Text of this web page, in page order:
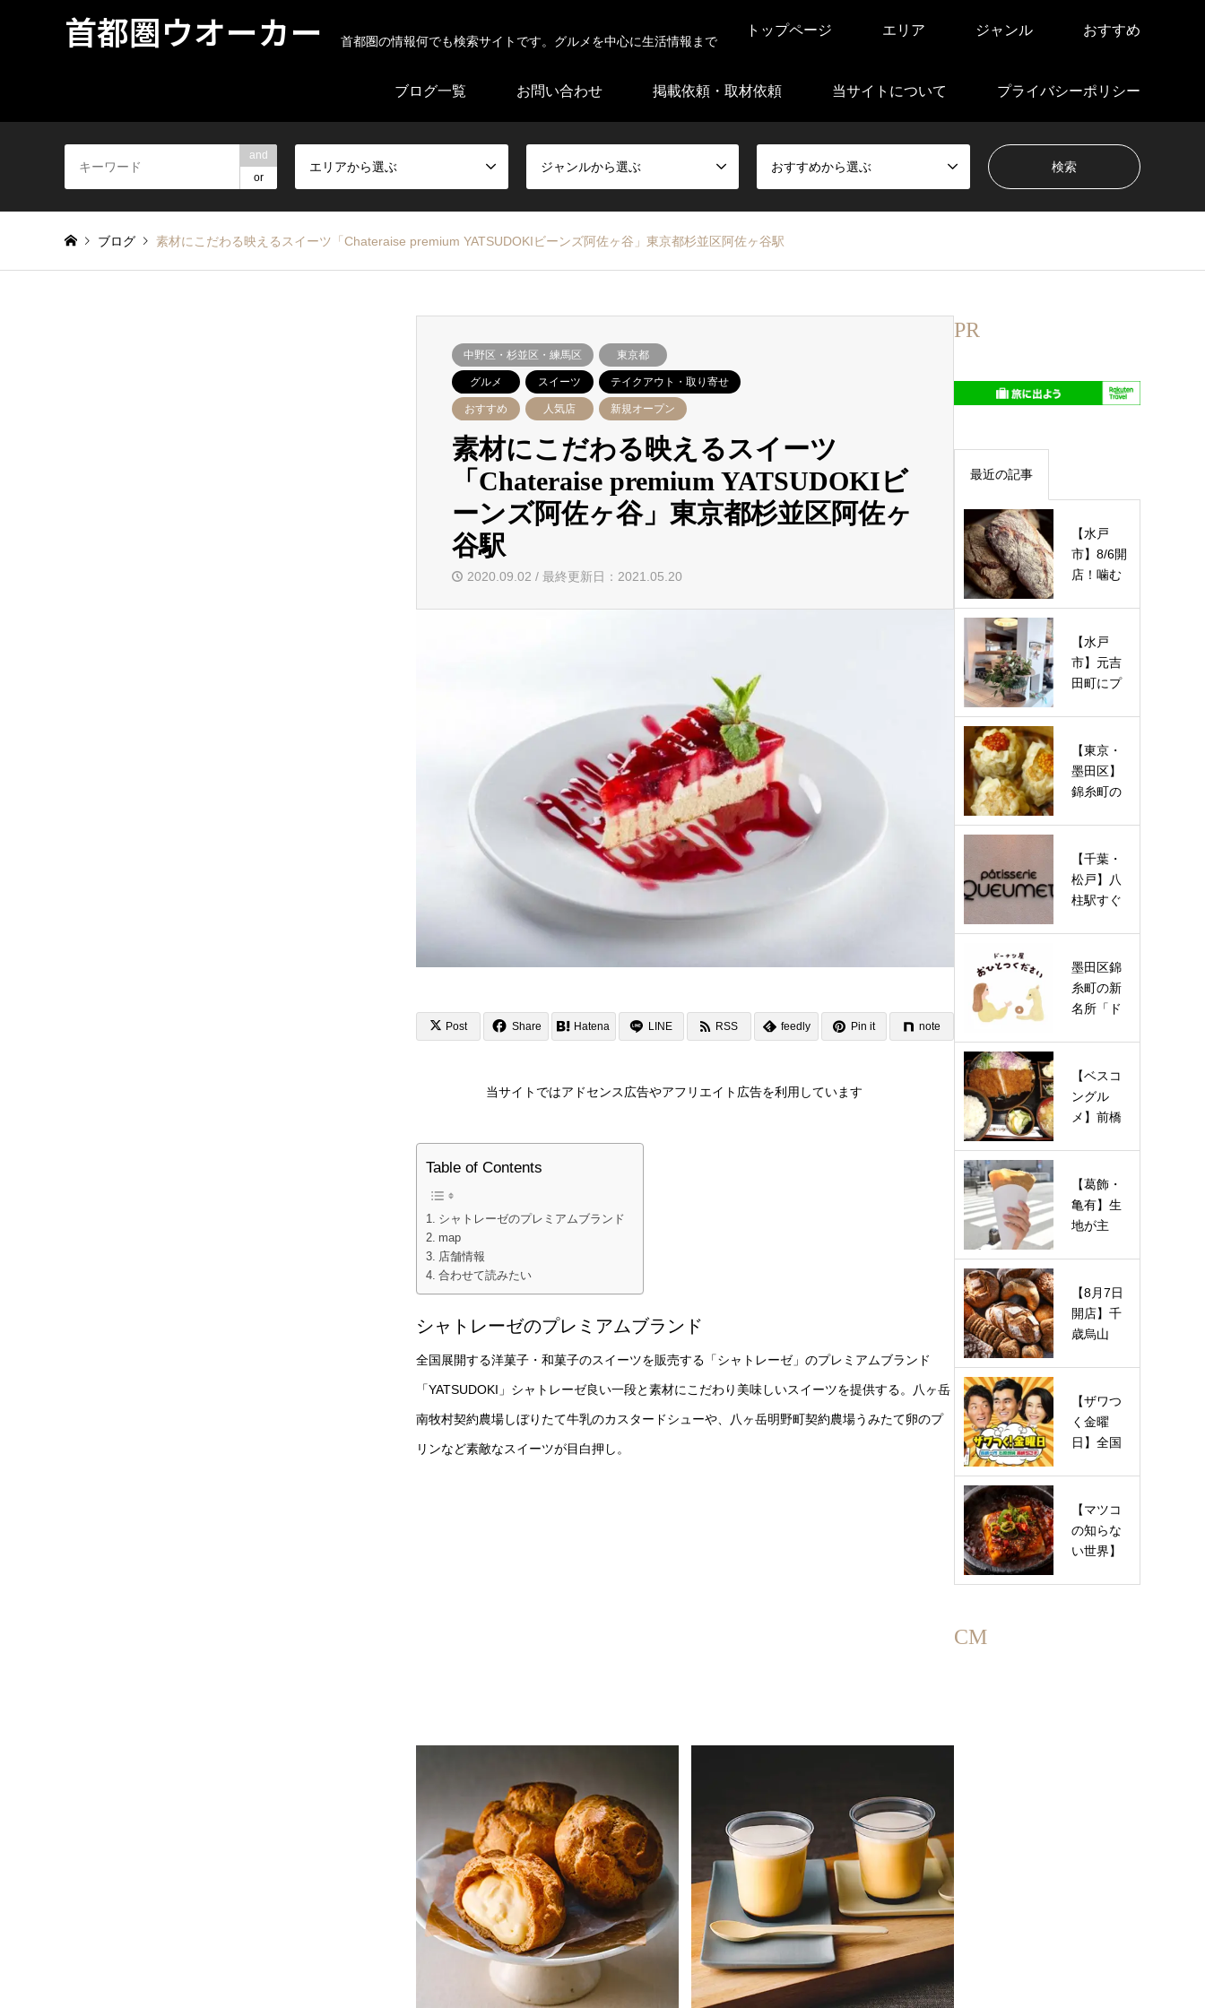
首都圏ウオーカー 首都圏の情報何でも検索サイトです。グルメを中心に生活情報まで
トップページ エリア ジャンル おすすめ
ブログ一覧 お問い合わせ 掲載依頼・取材依頼 当サイトについて プライバシーポリシー
and
or
エリアから選ぶ ジャンルから選ぶ おすすめから選ぶ
ブログ 素材にこだわる映えるスイーツ「Chateraise premium YATSUDOKIビーンズ阿佐ヶ谷」東京都杉並区阿佐ヶ谷駅
中野区・杉並区・練馬区 東京都
グルメ スイーツ テイクアウト・取り寄せ
おすすめ 人気店 新規オープン
素材にこだわる映えるスイーツ
「Chateraise premium YATSUDOKIビ
ーンズ阿佐ヶ谷」東京都杉並区阿佐ヶ
谷駅
2020.09.02 / 最終更新日：2021.05.20
Post Share Hatena LINE RSS feedly Pin it note
当サイトではアドセンス広告やアフリエイト広告を利用しています
Table of Contents
シャトレーゼのプレミアムブランド
map
店舗情報
合わせて読みたい
シャトレーゼのプレミアムブランド
全国展開する洋菓子・和菓子のスイーツを販売する「シャトレーゼ」のプレミアムブランド
「YATSUDOKI」シャトレーゼ良い一段と素材にこだわり美味しいスイーツを提供する。八ヶ岳
南牧村契約農場しぼりたて牛乳のカスタードシューや、八ヶ岳明野町契約農場うみたて卵のプ
リンなど素敵なスイーツが目白押し。
PR
最近の記事
【水戸
市】8/6開
店！噛む
＆酵母ベ
ー…
【水戸
市】元吉
田町にプ
サロン
「ner…
【東京・
墨田区】
錦糸町の
オープ
ン…
【千葉・
松戸】八
柱駅すぐ
っぽ”の…
墨田区錦
糸町の新
名所「ド
くださ
い…
【ベスコ
ングル
メ】前橋
を巡る！
や…
【葛飾・
亀有】生
地が主
の「マエ
ダ…
【8月7日
開店】千
歳烏山
ィアブレ
ッ…
【ザワつ
く金曜
日】全国
ルメの店
は…
【マツコ
の知らな
い世界】
CM